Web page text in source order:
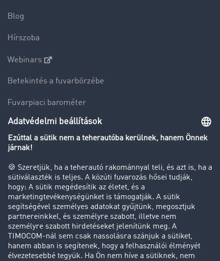
Blog
Hírszoba
Webinars
Betekintés a fuvarbörzébe
Fuvarpiaci barométer
Transzportlexikon
Tehergépkocsi-forgalomkorlátozás
Cég
Sikertörténetek
Ügyfél hoz ügyfelet
Jogi információk